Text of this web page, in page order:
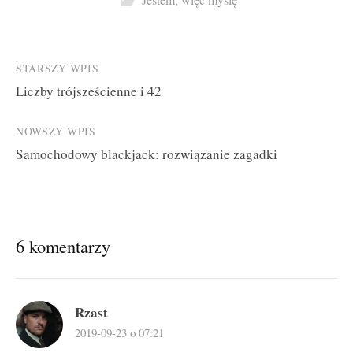
Post
navigation
STARSZY WPIS
Liczby trójsześcienne i 42
NOWSZY WPIS
Samochodowy blackjack: rozwiązanie zagadki
6 komentarzy
Rzast
2019-09-23 o 07:21